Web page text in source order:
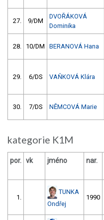
27. 9/DM
DVOŘÁKOVÁ
Dominika
28. 10/DM BERANOVÁ Hana
29. 6/DS VAŇKOVÁ Klára
30. 7/DS NĚMCOVÁ Marie
kategorie K1M
por. vk jméno nar.
1.
TUNKA
Ondřej
1990